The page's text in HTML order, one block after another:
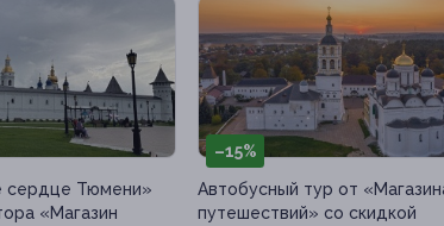
сердце Тюмени»
«Магазин
–15%
Автобусный тур от
путешествий» со скидкой